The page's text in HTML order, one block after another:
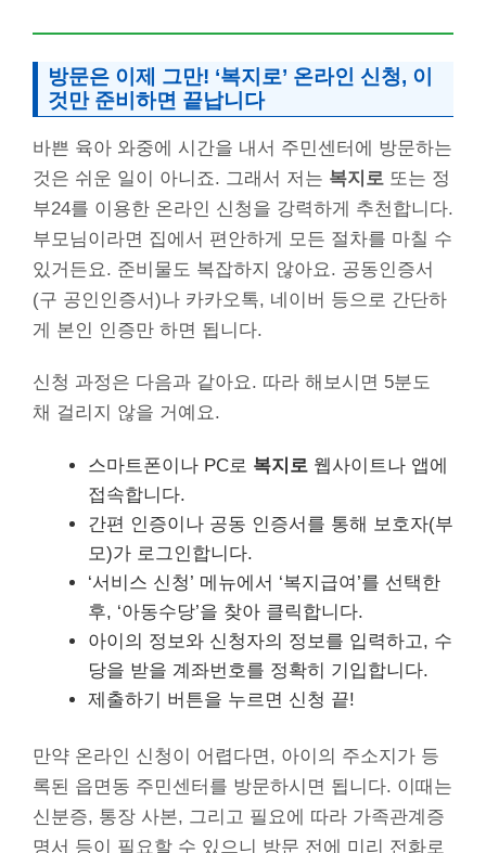
방문은 이제 그만! ‘복지로’ 온라인 신청, 이
것만 준비하면 끝납니다
바쁜 육아 와중에 시간을 내서 주민센터에 방문하는
것은 쉬운 일이 아니죠. 그래서 저는 복지로 또는 정
부24를 이용한 온라인 신청을 강력하게 추천합니다.
부모님이라면 집에서 편안하게 모든 절차를 마칠 수
있거든요. 준비물도 복잡하지 않아요. 공동인증서
(구 공인인증서)나 카카오톡, 네이버 등으로 간단하
게 본인 인증만 하면 됩니다.
신청 과정은 다음과 같아요. 따라 해보시면 5분도
채 걸리지 않을 거예요.
스마트폰이나 PC로 복지로 웹사이트나 앱에
접속합니다.
간편 인증이나 공동 인증서를 통해 보호자(부
모)가 로그인합니다.
‘서비스 신청’ 메뉴에서 ‘복지급여’를 선택한
후, ‘아동수당’을 찾아 클릭합니다.
아이의 정보와 신청자의 정보를 입력하고, 수
당을 받을 계좌번호를 정확히 기입합니다.
제출하기 버튼을 누르면 신청 끝!
만약 온라인 신청이 어렵다면, 아이의 주소지가 등
록된 읍면동 주민센터를 방문하시면 됩니다. 이때는
신분증, 통장 사본, 그리고 필요에 따라 가족관계증
명서 등이 필요할 수 있으니 방문 전에 미리 전화로